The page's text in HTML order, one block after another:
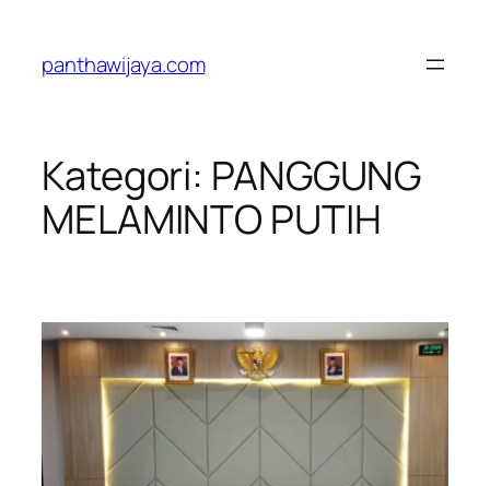
konten
panthawijaya.com
Kategori: PANGGUNG
MELAMINTO PUTIH